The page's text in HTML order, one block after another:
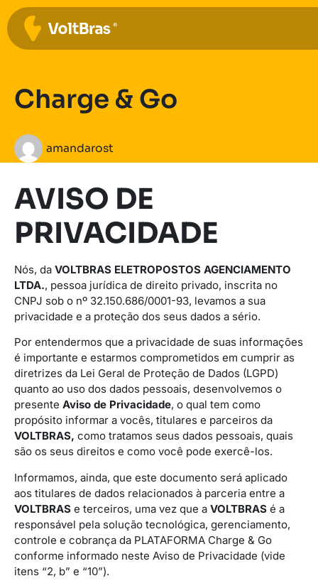
Charge & Go
amandarost
AVISO DE
PRIVACIDADE
Nós, da VOLTBRAS ELETROPOSTOS AGENCIAMENTO
LTDA., pessoa jurídica de direito privado, inscrita no
CNPJ sob o nº 32.150.686/0001-93, levamos a sua
privacidade e a proteção dos seus dados a sério.
Por entendermos que a privacidade de suas informações
é importante e estarmos comprometidos em cumprir as
diretrizes da Lei Geral de Proteção de Dados (LGPD)
quanto ao uso dos dados pessoais, desenvolvemos o
presente Aviso de Privacidade, o qual tem como
propósito informar a vocês, titulares e parceiros da
VOLTBRAS, como tratamos seus dados pessoais, quais
são os seus direitos e como você pode exercê-los.
Informamos, ainda, que este documento será aplicado
aos titulares de dados relacionados à parceria entre a
VOLTBRAS e terceiros, uma vez que a VOLTBRAS é a
responsável pela solução tecnológica, gerenciamento,
controle e cobrança da PLATAFORMA Charge & Go
conforme informado neste Aviso de Privacidade (vide
itens “2, b” e “10”).